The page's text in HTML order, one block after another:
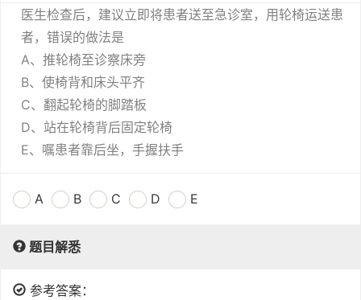
医生检查后，建议立即将患者送至急诊室，用轮椅运送患
者，错误的做法是
A、推轮椅至诊察床旁
B、使椅背和床头平齐
C、翻起轮椅的脚踏板
D、站在轮椅背后固定轮椅
E、嘱患者靠后坐，手握扶手
A B C D E
题目解悉
参考答案：